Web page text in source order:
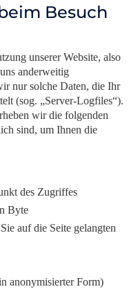
Besuch
unserer Website, also
anderweitig
nur solche Daten, die Ihr
(sog. „Server-Logfiles“).
wir die folgenden
sind, um Ihnen die
des Zugriffes
Byte
auf die Seite gelangten
anonymisierter Form)